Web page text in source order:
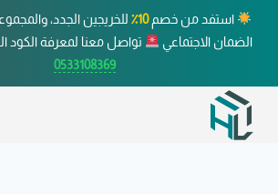
استفد من خصم10٪
للخريجين الجدد،
الضمان الاجتماعي
تواصل معنا لمعرفة الكود
0533108369